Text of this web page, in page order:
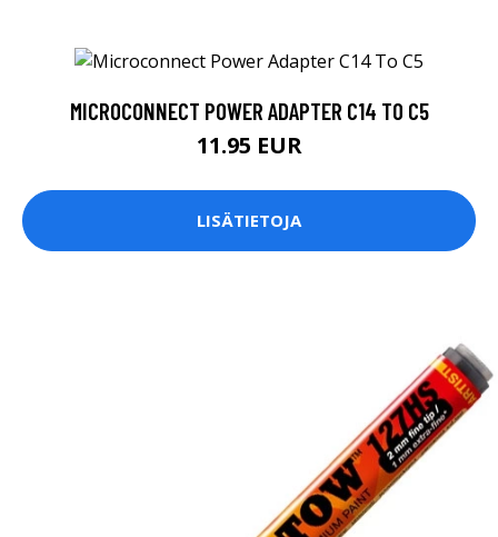
MICROCONNECT POWER ADAPTER C14 TO C5
11.95 EUR
LISÄTIETOJA